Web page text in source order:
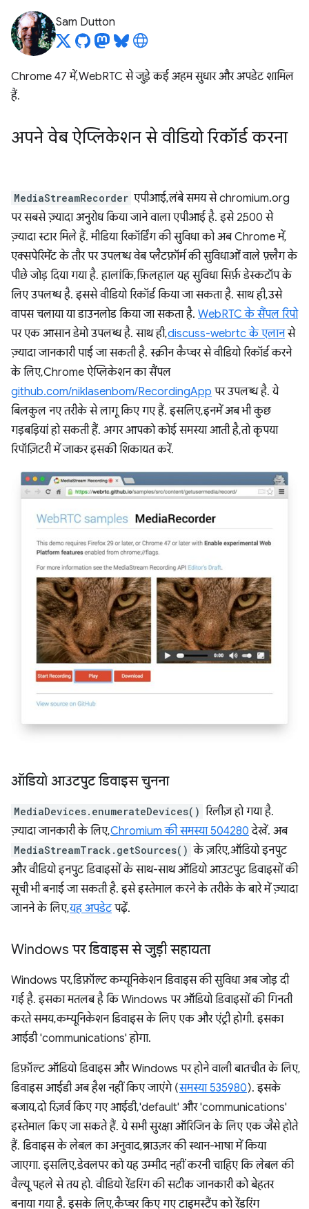
Sam Dutton
Chrome 47 में, WebRTC से जुड़े कई अहम सुधार और अपडेट शामिल
हैं.
अपने वेब ऐप्लिकेशन से वीडियो रिकॉर्ड करना
MediaStreamRecorder एपीआई, लंबे समय से chromium.org
पर सबसे ज़्यादा अनुरोध किया जाने वाला एपीआई है. इसे 2,500 से
ज़्यादा स्टार मिले हैं. मीडिया रिकॉर्डिंग की सुविधा को अब Chrome में,
एक्सपेरिमेंट के तौर पर उपलब्ध वेब प्लैटफ़ॉर्म की सुविधाओं वाले फ़्लैग के
पीछे जोड़ दिया गया है. हालांकि, फ़िलहाल यह सुविधा सिर्फ़ डेस्कटॉप के
लिए उपलब्ध है. इससे वीडियो रिकॉर्ड किया जा सकता है. साथ ही, उसे
वापस चलाया या डाउनलोड किया जा सकता है. WebRTC के सैंपल रिपो
पर एक आसान डेमो उपलब्ध है. साथ ही,discuss-webrtc के एलानसे
ज़्यादा जानकारी पाई जा सकती है. स्क्रीन कैप्चर से वीडियो रिकॉर्ड करने
के लिए, Chrome ऐप्लिकेशन का सैंपल
github.com/niklasenbom/RecordingApp पर उपलब्ध है. ये
बिलकुल नए तरीके से लागू किए गए हैं. इसलिए, इनमें अब भी कुछ
गड़बड़ियां हो सकती हैं. अगर आपको कोई समस्या आती है, तो कृपया
रिपॉज़िटरी में जाकर इसकी शिकायत करें.
ऑडियो आउटपुट डिवाइस चुनना
MediaDevices.enumerateDevices() रिलीज़ हो गया है.
ज़्यादा जानकारी के लिए,Chromium की समस्या 504280 देखें. अब
MediaStreamTrack.getSources() के ज़रिए, ऑडियो इनपुट
और वीडियो इनपुट डिवाइसों के साथ-साथ ऑडियो आउटपुट डिवाइसों की
सूची भी बनाई जा सकती है. इसे इस्तेमाल करने के तरीके के बारे में ज़्यादा
जानने के लिए,यह अपडेटपढ़ें.
Windows पर डिवाइस से जुड़ी सहायता
Windows पर, डिफ़ॉल्ट कम्यूनिकेशन डिवाइस की सुविधा अब जोड़ दी
गई है. इसका मतलब है कि Windows पर ऑडियो डिवाइसों की गिनती
करते समय, कम्यूनिकेशन डिवाइस के लिए एक और एंट्री होगी. इसका
आईडी 'communications' होगा.
डिफ़ॉल्ट ऑडियो डिवाइस और Windows पर होने वाली बातचीत के लिए,
डिवाइस आईडी अब हैश नहीं किए जाएंगे (समस्या 535980). इसके
बजाय, दो रिज़र्व किए गए आईडी, 'default' और 'communications'
इस्तेमाल किए जा सकते हैं. ये सभी सुरक्षा ऑरिजिन के लिए एक जैसे होते
हैं. डिवाइस के लेबल का अनुवाद, ब्राउज़र की स्थान-भाषा में किया
जाएगा. इसलिए, डेवलपर को यह उम्मीद नहीं करनी चाहिए कि लेबल की
वैल्यू पहले से तय हो. वीडियो रेंडरिंग की सटीक जानकारी को बेहतर
बनाया गया है. इसके लिए, कैप्चर किए गए टाइमस्टैंप को रेंडरिंग